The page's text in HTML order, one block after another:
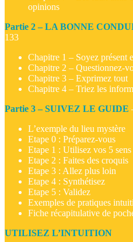
opinions
Partie 2 – LA BONNE
133
Chapitre 1 – Soyez présent
Chapitre 2 – Questionnez-
Chapitre 3 – Exprimez tout
Chapitre 4 – Triez les
Partie 3 – SUIVEZ LE GUIDE
L’exemple du lieu mystère
Etape 0 : Préparez-vous
Etape 1 : Utilisez vos 5 sens
Etape 2 : Faites des croquis
Etape 3 : Allez plus loin
Etape 4 : Synthétisez
Etape 5 : Validez
Exemples de pratiques
Fiche récapitulative de
UTILISEZ L’INTUITION